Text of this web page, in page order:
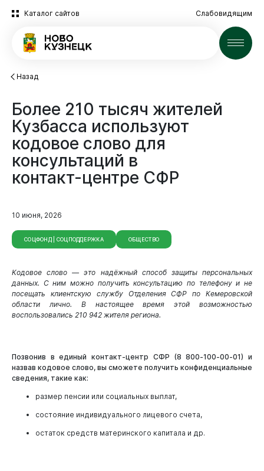
Каталог сайтов Слабовидящим
Новости
Новокузнецк
Назад
Более 210 тысяч жителей
Кузбасса используют
кодовое слово для
консультаций в
контакт-центре СФР
10 июня, 2026
СОЦФОНД | СОЦПОДДЕРЖКА ОБЩЕСТВО
Кодовое слово — это надёжный способ защиты персональных
данных. С ним можно получить консультацию по телефону и не
посещать клиентскую службу Отделения СФР по Кемеровской
области лично. В настоящее время этой возможностью
воспользовались 210 942 жителя региона.
Позвонив в единый контакт-центр СФР (8 800‑100‑00‑01) и
назвав кодовое слово, вы сможете получить конфиденциальные
сведения, такие как:
размер пенсии или социальных выплат,
состояние индивидуального лицевого счета,
остаток средств материнского капитала и др.